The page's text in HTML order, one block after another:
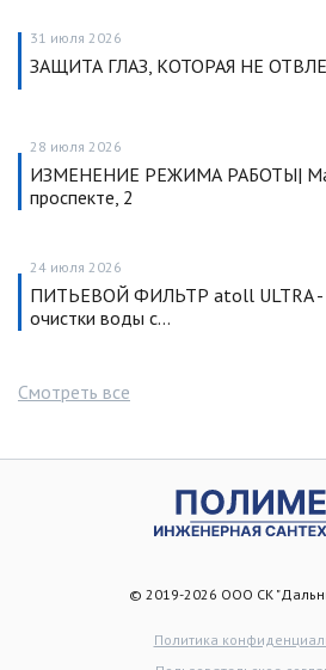
31 июля 2026
ЗАЩИТА ГЛАЗ, КОТОРАЯ НЕ
28 июля 2026
ИЗМЕНЕНИЕ РЕЖИМА РАБОТЫ|
проспекте, 2
24 июля 2026
ПИТЬЕВОЙ ФИЛЬТР atoll ULTRA -
очистки воды с…
Смотреть все
© 2019-2026 ООО СК
Политика